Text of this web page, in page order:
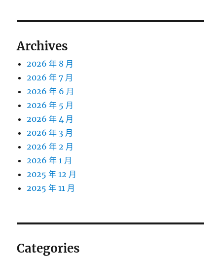
Archives
2026 年 8 月
2026 年 7 月
2026 年 6 月
2026 年 5 月
2026 年 4 月
2026 年 3 月
2026 年 2 月
2026 年 1 月
2025 年 12 月
2025 年 11 月
Categories